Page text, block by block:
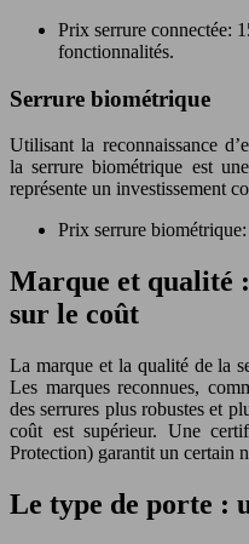
Prix serrure connectée:
fonctionnalités.
Serrure biométrique
Utilisant la reconnaissance
la serrure biométrique est
représente un investissement
Prix serrure
Marque et qualité
sur le coût
La marque et la qualité de la
Les marques reconnues,
des serrures plus robustes et
coût est supérieur. Une
Protection) garantit un certain
Le type de porte :